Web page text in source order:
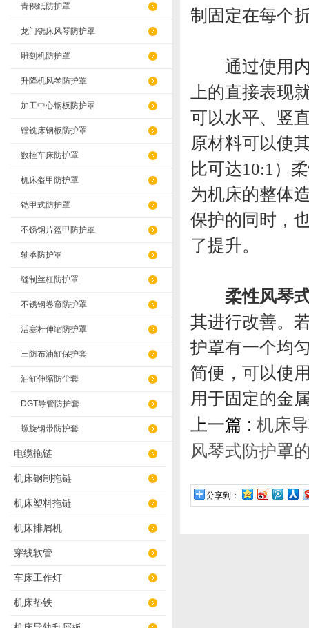
青稞纸防护罩
龙门铣床风琴防护罩
雕刻机防护罩
升降机风琴防护罩
加工中心钢板防护罩
镗铣床钢板防护罩
数控车床防护罩
机床盔甲防护罩
铠甲式防护罩
不锈钢片盔甲防护罩
轴承防护罩
缝制丝杠防护罩
不锈钢卷帘防护罩
活塞杆伸缩防护罩
三防布油缸保护套
油缸伸缩防尘套
DGT导管防护套
螺旋钢带防护套
电缆拖链
机床钢制拖链
机床塑料拖链
机床排屑机
穿线软管
车床工作灯
机床垫铁
制固定在每个
通过使用内
上的直接表现
可以水平、竖
原材料可以使
比可达10:1）
为机床的整体
保护的同时，
了提升。
柔性风琴
其进行改善。
护罩有一个均
简便，可以使
用于固定的金
上一篇 : 机床
风琴式防护罩
分享到：